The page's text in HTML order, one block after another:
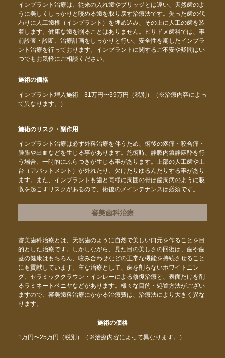
インプラント治療は、従来の入れ歯やブリッジとは違い、天然歯のよ
うに美しくしっかりと咬める歯を取り戻す治療法です。失った歯の代
わりに人工歯根（インプラント）を埋め込み、その上に人工の歯を装
着します。健康な歯を削ることはありません。ヒサドメ歯科では、事
前診査・診断、治療計画をしっかりと行い、安全性を期したインプラ
ント治療を行っております。インプラントに関するご不安や疑問はい
つでもお気軽にご相談ください。
施術の価格
インプラント埋入施術 31万円〜39万円（税別）（※治療内容によっ
て異なります。）
施術のリスク・副作用
インプラント治療は必ず外科治療を伴うため、術後の疼痛・咬合痛・
腫脹や出血などを生じる事があります。施術時、静脈内鎮静麻酔を行
う場合、一時的にふらつきが生じる事があります。上部の人工歯や土
台（アバットメント）が外れたり、欠けたりゆるんだりする事があり
ます。また、インプラントも歯と同様に周囲の骨は歯周病のように吸
収を起こすリスクがあるので、術後のメインテナンスは必須です。
審美歯科治療
審美歯科治療とは、天然歯のように自然で美しい口元を作ることを目
的とした治療です。しかしながら、見た目の美しさの回復は、歯や歯
茎の健康はもちろん、咬み合わせなどの正常な機能を持続させること
にも貢献しています。主な治療として、歯を削らないホワイトニン
グ、セラミッククラウン・インレーによる修復治療と、表面だけを削
るラミネートベニヤなどがあります。様々な目的・処置方法がござい
ますので、審美歯科治療にかかる治療費は、治療法により大きく異な
ります。
施術の価格
1万円〜25万円（税別）（※治療内容によって異なります。）